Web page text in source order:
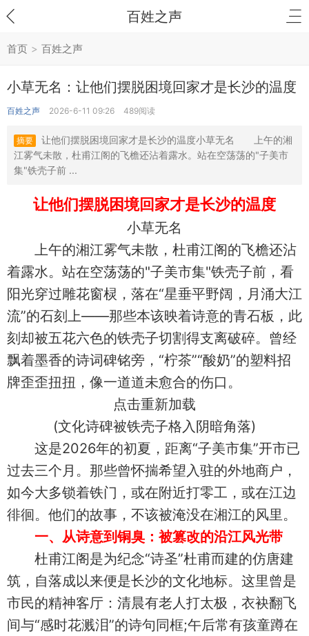
百姓之声
首页 > 百姓之声
小草无名：让他们摆脱困境回家才是长沙的温度
百姓之声 2026-6-11 09:26 489阅读
摘要
让他们摆脱困境回家才是长沙的温度小草无名 上午的湘
江雾气未散，杜甫江阁的飞檐还沾着露水。站在空荡荡的"子美市
集"铁壳子前 ...
让他们摆脱困境回家才是长沙的温度
小草无名
上午的湘江雾气未散，杜甫江阁的飞檐还沾
着露水。站在空荡荡的"子美市集"铁壳子前，看
阳光穿过雕花窗棂，落在“星垂平野阔，月涌大江
流”的石刻上——那些本该映着诗意的青石板，此
刻却被五花六色的铁壳子切割得支离破碎。曾经
飘着墨香的诗词碑铭旁，“柠茶”“酸奶”的塑料招
牌歪歪扭扭，像一道道未愈合的伤口。
点击重新加载
(文化诗碑被铁壳子格入阴暗角落)
这是2026年的初夏，距离“子美市集”开市已
过去三个月。那些曾怀揣希望入驻的外地商户，
如今大多锁着铁门，或在附近打零工，或在江边
徘徊。他们的故事，不该被淹没在湘江的风里。
一、从诗意到铜臭：被篡改的沿江风光带
杜甫江阁是为纪念“诗圣”杜甫而建的仿唐建
筑，自落成以来便是长沙的文化地标。这里曾是
市民的精神客厅：清晨有老人打太极，衣袂翻飞
间与“感时花溅泪”的诗句同框;午后常有孩童蹲在